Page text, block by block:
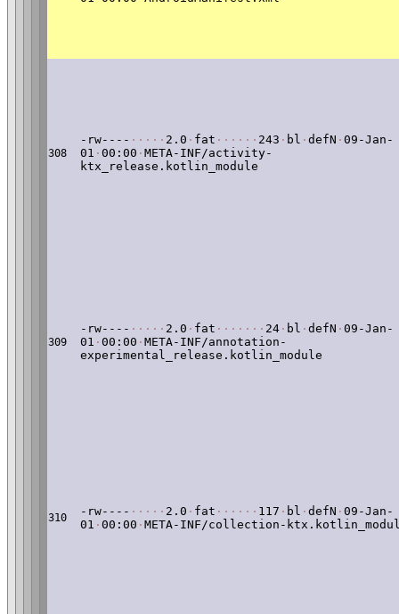
308
-rw---- · · · · · 2.0 · fat · · · · · · 243 · bl · defN · 09-Jan-
01 · 00:00 · META-INF/activity-
ktx_release.kotlin_module
309
-rw---- · · · · · 2.0 · fat · · · · · · · 24 · bl · defN · 09-Jan-
01 · 00:00 · META-INF/annotation-
experimental_release.kotlin_module
310 -rw---- · · · · · 2.0 · fat · · · · · · 117 · bl · defN · 09-Jan-
01 · 00:00 · META-INF/collection-